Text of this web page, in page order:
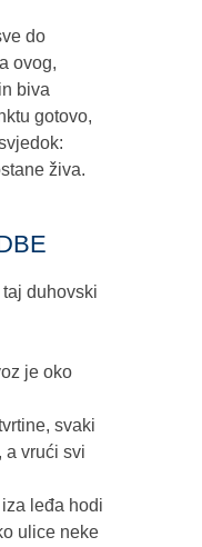
do
ovog,
biva
gotovo,
živa.
duhovski
je oko
svaki
a vrući svi
leđa hodi
ulice neke